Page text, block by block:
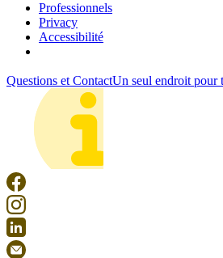
Professionnels
Privacy
Accessibilité
Questions et ContactUn seul endroit pour